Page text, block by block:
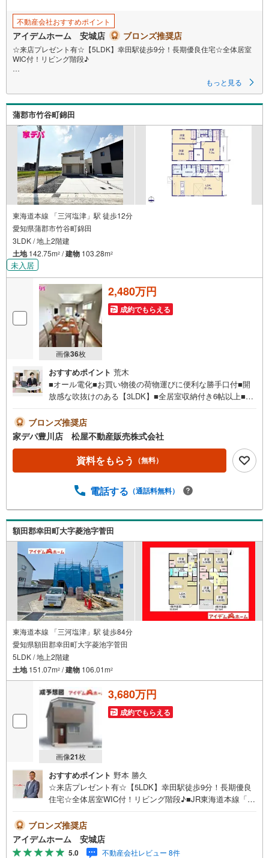
不動産会社おすすめポイント
アイデムホーム 安城店 ブロンズ推奨店
☆来店プレゼント有☆【5LDK】幸田駅徒歩9分！長期優良住宅☆全体居室
WIC付！リビング階段♪
■長期優良住宅！
■WIC完備でお部屋スッキリ！
■駐車2台可能！
■住宅性能評価書取得で安心な住まい☆
《本日見学OK！》
営業時間内（9:00～19:00）は、下記電話フォームよりお電話をして頂ける
とスムーズに見学のご案内ができます。
＜自己資金0円でも大丈夫！＞
*水曜日も営業しております！
*今から見たい！聞きたい！にスピード対応！
*自己資金なしでも購入出来ます！
*自営業の方・買い替えの方など資金計画でご不安な方もおまかせくださ
い！
■ご来店のメリット
・ネット掲載以外の発売予定物件の情報の提供
・現に売り出し中物件の商談などの販売状況や工事進捗状況の提供
・豊富な物件情報の中からお客様のご要望に合わせて物件をご紹介
～*アイデムホームではお客様第一での営業を心掛けております*～
是非お気軽にお問い合わせくださいませ！
もっと見る
蒲郡市竹谷町錦田
東海道本線 「三河塩津」駅 徒歩12分
愛知県蒲郡市竹谷町錦田
3LDK / 地上2階建
土地142.75m2 /建物 103.28m2
未入居
画像36枚
2,480万円
成約でもらえる
おすすめポイント 荒木
■オール電化■お買い物後の荷物運びに便利な勝手口付■開
放感な吹抜けのある【3LDK】■全居室収納付き6帖以上■長
家事時間短縮にお役立ちの食器洗浄乾燥機付き ・省エネ
給湯器やEV車屋外充電器など便利な設備充実●家デパ 松
屋不動産販売 のつよみ●・豊橋市・豊川市・知立市・浜松
市の4店舗営業中！三河エリア・遠州エリアの物件ならおま
かせください。新築戸建、中古戸建、中古マンション、土
物件のリフォーム実績多数！中古物件をご購入の際、約7
ます。・キッズスペース用意しております。ぜひご家族そ
ろってご来場ください。・営業時間 午前9時00分～午後6時
30分 （定休日:水曜日）この時間帯はお電話でのお問い合
わせがスムーズにご案内できます。右下の電話ボタンをタ
ッチ！もしくはお気軽にお電話ください。
ブロンズ推奨店
家デパ豊川店 松屋不動産販売株式会社
資料をもらう （無料）
電話する （通話料無料）
額田郡幸田町大字菱池字菅田
東海道本線 「三河塩津」駅 徒歩84分
愛知県額田郡幸田町大字菱池字菅田
5LDK / 地上2階建
土地151.07m2 /建物 106.01m2
画像21枚
3,680万円
成約でもらえる
おすすめポイント 野本 勝久
☆来店プレゼント有☆【5LDK】幸田駅徒歩9分！長期優良
住宅☆全体居室WIC付！リビング階段♪■JR東海道本線「幸
IC完備でお部屋スッキリ！■駐車2台可能！■住宅性能評価
書取得で安心な住まい☆《本日見学OK！》営業時間内（9:
00～19:00）は、下記電話フォームよりお電話をして頂ける
ブロンズ推奨店
アイデムホーム 安城店
5.0 不動産会社レビュー 8件